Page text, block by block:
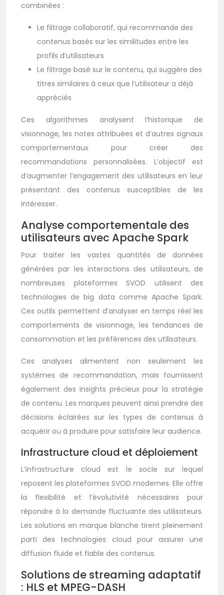
combinées :
Le filtrage collaboratif, qui recommande des
contenus basés sur les similitudes entre les
profils d’utilisateurs
Le filtrage basé sur le contenu, qui suggère des
titres similaires à ceux que l’utilisateur a déjà
appréciés
Ces algorithmes analysent l’historique de
visionnage, les notes attribuées et d’autres signaux
comportementaux pour créer des
recommandations personnalisées. L’objectif est
d’augmenter l’engagement des utilisateurs en leur
présentant des contenus susceptibles de les
intéresser.
Analyse comportementale des
utilisateurs avec Apache Spark
Pour traiter les vastes quantités de données
générées par les interactions des utilisateurs, de
nombreuses plateformes SVOD utilisent des
technologies de big data comme Apache Spark.
Ces outils permettent d’analyser en temps réel les
comportements de visionnage, les tendances de
consommation et les préférences des utilisateurs.
Ces analyses alimentent non seulement les
systèmes de recommandation, mais fournissent
également des insights précieux pour la stratégie
de contenu. Les marques peuvent ainsi prendre des
décisions éclairées sur les types de contenus à
acquérir ou à produire pour satisfaire leur audience.
Infrastructure cloud et déploiement
L’infrastructure cloud est le socle sur lequel
reposent les plateformes SVOD modernes. Elle offre
la flexibilité et l’évolutivité nécessaires pour
répondre à la demande fluctuante des utilisateurs.
Les solutions en marque blanche tirent pleinement
parti des technologies cloud pour assurer une
diffusion fluide et fiable des contenus.
Solutions de streaming adaptatif
: HLS et MPEG-DASH